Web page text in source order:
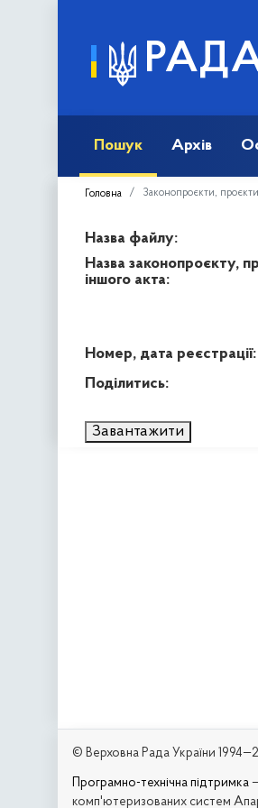
Пошук Архів
Головна Законопроєкти,
Назва файлу:
Назва законопроєкту,
іншого акта:
Номер, дата реєстрації:
Поділитись:
Завантажити
© Верховна Рада України
Програмно-технічна підтримка
комп'ютеризованих систем